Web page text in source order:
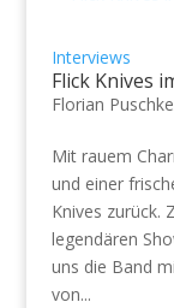
Interviews
Flick Knives
Florian Puschke
Mit rauem
und einer
Knives zurück.
legendären
uns die Band
von...